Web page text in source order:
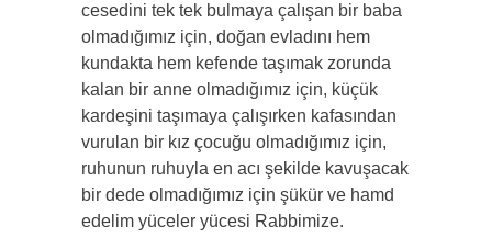
cesedini tek tek bulmaya çalışan bir baba
olmadığımız için, doğan evladını hem
kundakta hem kefende taşımak zorunda
kalan bir anne olmadığımız için, küçük
kardeşini taşımaya çalışırken kafasından
vurulan bir kız çocuğu olmadığımız için,
ruhunun ruhuyla en acı şekilde kavuşacak
bir dede olmadığımız için şükür ve hamd
edelim yüceler yücesi Rabbimize.